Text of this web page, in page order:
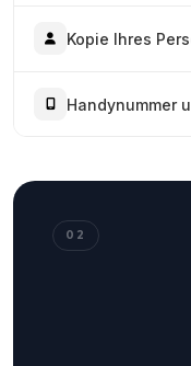
Kopie Ihres
Handynummer
02